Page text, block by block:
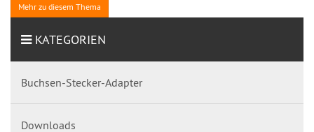
Mehr zu diesem Thema
KATEGORIEN
Buchsen-Stecker-Adapter
Downloads